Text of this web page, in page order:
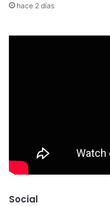
hace 2 días
Social